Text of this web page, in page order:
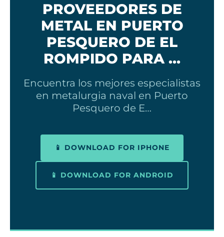
PROVEEDORES DE
METAL EN PUERTO
PESQUERO DE EL
ROMPIDO PARA …
Encuentra los mejores especialistas
en metalurgia naval en Puerto
Pesquero de E…
📱 DOWNLOAD FOR IPHONE
📱 DOWNLOAD FOR ANDROID